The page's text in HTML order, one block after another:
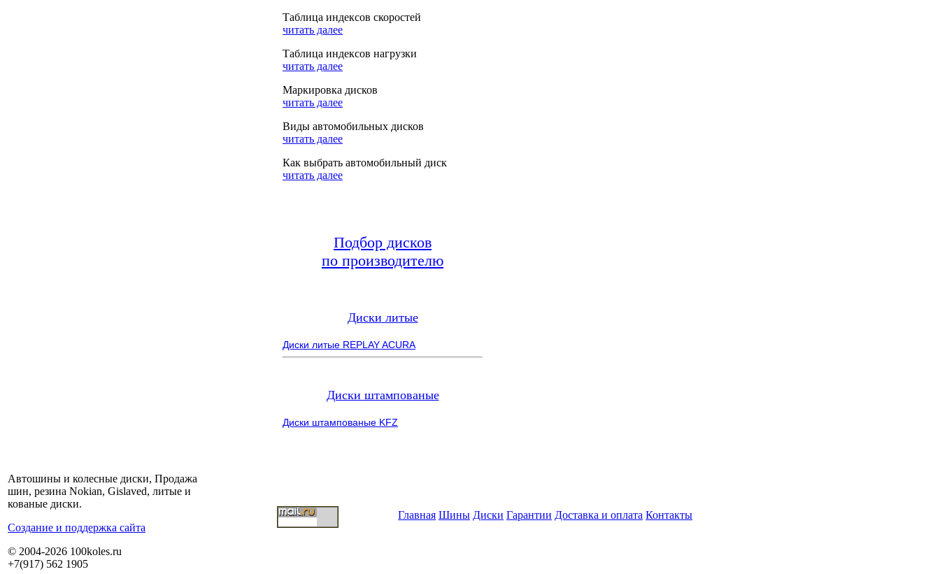
Таблица индексов скоростей
читать далее
Таблица индексов нагрузки
читать далее
Маркировка дисков
читать далее
Виды автомобильных дисков
читать далее
Как выбрать автомобильный диск
читать далее
Подбор дисков
по производителю
Диски литые
Диски литые REPLAY ACURA
Диски штампованые
Диски штампованые KFZ
Автошины и колесные диски, Продажа
шин, резина Nokian, Gislaved, литые и
кованые диски.
Cоздание и поддержка сайта
© 2004-2026 100koles.ru
+7(917) 562 1905
Главная Шины Диски Гарантии Доставка и оплата Контакты